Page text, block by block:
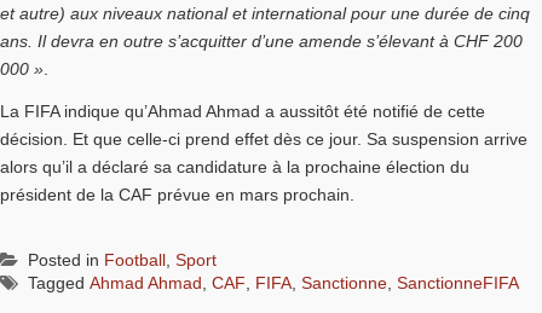
et autre) aux niveaux national et international pour une durée de cinq
ans. Il devra en outre s’acquitter d’une amende s’élevant à CHF 200
000 »
La FIFA indique qu’Ahmad Ahmad a aussitôt été notifié de cette
décision. Et que celle-ci prend effet dès ce jour. Sa suspension arrive
alors qu’il a déclaré sa candidature à la prochaine élection du
président de la CAF prévue en mars prochain.
Posted in Football Sport
Tagged Ahmad Ahmad CAF FIFA Sanctionne SanctionneFIFA